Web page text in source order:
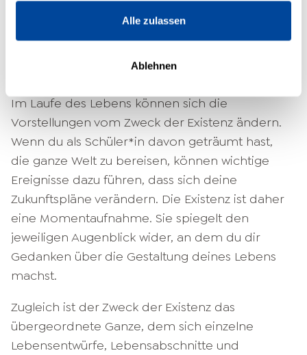
Alle zulassen
Ablehnen
oder emotionale Ziele handeln. Die Zielsetzung
Im Laufe des Lebens können sich die
Vorstellungen vom Zweck der Existenz ändern.
Wenn du als Schüler*in davon geträumt hast,
die ganze Welt zu bereisen, können wichtige
Ereignisse dazu führen, dass sich deine
Zukunftspläne verändern. Die Existenz ist daher
eine Momentaufnahme. Sie spiegelt den
jeweiligen Augenblick wider, an dem du dir
Gedanken über die Gestaltung deines Lebens
machst.
Zugleich ist der Zweck der Existenz das
übergeordnete Ganze, dem sich einzelne
Lebensentwürfe, Lebensabschnitte und